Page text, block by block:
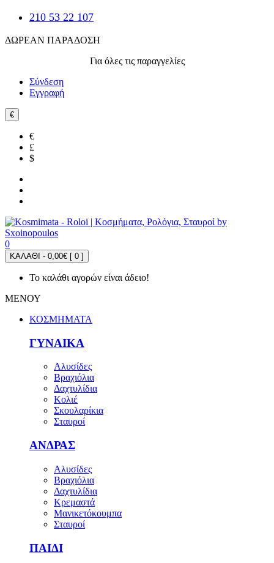
210 53 22 107
ΔΩΡΕΑΝ ΠΑΡΑΔΟΣΗ
Για όλες τις παραγγελίες
Σύνδεση
Εγγραφή
€
€
£
$
0
ΚΑΛΑΘΙ - 0,00€ [ 0 ]
Το καλάθι αγορών είναι άδειο!
ΜΕΝΟΥ
ΚΟΣΜΗΜΑΤΑ
ΓΥΝΑΙΚΑ
Αλυσίδες
Βραχιόλια
Δαχτυλίδια
Κολιέ
Σκουλαρίκια
Σταυροί
ΑΝΔΡΑΣ
Αλυσίδες
Βραχιόλια
Δαχτυλίδια
Κρεμαστά
Μανικετόκουμπα
Σταυροί
ΠΑΙΔΙ